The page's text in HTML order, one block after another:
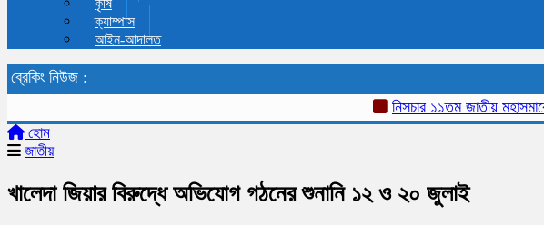
কৃষি
ক্যাম্পাস
আইন-আদালত
ব্রেকিং নিউজ :
নিসচার ১১তম জাতীয় মহাসমাবেশ
হোম
জাতীয়
খালেদা জিয়ার বিরুদ্ধে অভিযোগ গঠনের শুনানি ১২ ও ২০ জুলাই